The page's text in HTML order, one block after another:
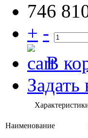
746
+ -
В
Задать
Наименование